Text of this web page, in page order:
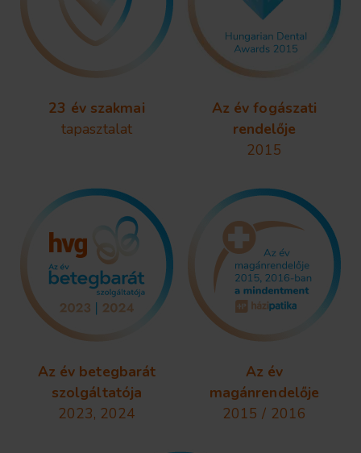
23 év szakmai
tapasztalat
Az év fogászati
rendelője
2015
Az év betegbarát
szolgáltatója
2023, 2024
Az év
magánrendelője
2015 / 2016